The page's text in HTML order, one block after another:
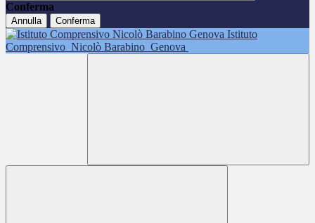
Conferma
Annulla Conferma
Istituto
Comprensivo Nicolò Barabino Genova